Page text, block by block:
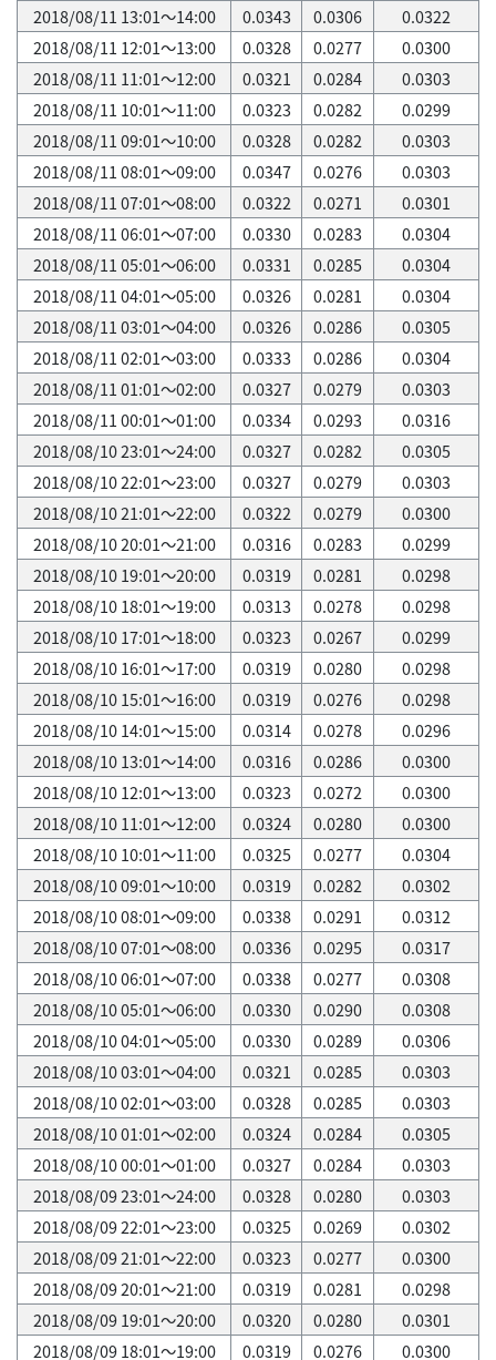
2018/08/11 13:01～14:00
0.0343 0.0306
0.0322
2018/08/11 12:01～13:00
0.0328 0.0277
0.0300
2018/08/11 11:01～12:00
0.0321 0.0284
0.0303
2018/08/11 10:01～11:00
0.0323 0.0282
0.0299
2018/08/11 09:01～10:00
0.0328 0.0282
0.0303
2018/08/11 08:01～09:00
0.0347 0.0276
0.0303
2018/08/11 07:01～08:00
0.0322 0.0271
0.0301
2018/08/11 06:01～07:00
0.0330 0.0283
0.0304
2018/08/11 05:01～06:00
0.0331 0.0285
0.0304
2018/08/11 04:01～05:00
0.0326 0.0281
0.0304
2018/08/11 03:01～04:00
0.0326 0.0286
0.0305
2018/08/11 02:01～03:00
0.0333 0.0286
0.0304
2018/08/11 01:01～02:00
0.0327 0.0279
0.0303
2018/08/11 00:01～01:00
0.0334 0.0293
0.0316
2018/08/10 23:01～24:00
0.0327 0.0282
0.0305
2018/08/10 22:01～23:00
0.0327 0.0279
0.0303
2018/08/10 21:01～22:00
0.0322 0.0279
0.0300
2018/08/10 20:01～21:00
0.0316 0.0283
0.0299
2018/08/10 19:01～20:00
0.0319 0.0281
0.0298
2018/08/10 18:01～19:00
0.0313 0.0278
0.0298
2018/08/10 17:01～18:00
0.0323 0.0267
0.0299
2018/08/10 16:01～17:00
0.0319 0.0280
0.0298
2018/08/10 15:01～16:00
0.0319 0.0276
0.0298
2018/08/10 14:01～15:00
0.0314 0.0278
0.0296
2018/08/10 13:01～14:00
0.0316 0.0286
0.0300
2018/08/10 12:01～13:00
0.0323 0.0272
0.0300
2018/08/10 11:01～12:00
0.0324 0.0280
0.0300
2018/08/10 10:01～11:00
0.0325 0.0277
0.0304
2018/08/10 09:01～10:00
0.0319 0.0282
0.0302
2018/08/10 08:01～09:00
0.0338 0.0291
0.0312
2018/08/10 07:01～08:00
0.0336 0.0295
0.0317
2018/08/10 06:01～07:00
0.0338 0.0277
0.0308
2018/08/10 05:01～06:00
0.0330 0.0290
0.0308
2018/08/10 04:01～05:00
0.0330 0.0289
0.0306
2018/08/10 03:01～04:00
0.0321 0.0285
0.0303
2018/08/10 02:01～03:00
0.0328 0.0285
0.0303
2018/08/10 01:01～02:00
0.0324 0.0284
0.0305
2018/08/10 00:01～01:00
0.0327 0.0284
0.0303
2018/08/09 23:01～24:00
0.0328 0.0280
0.0303
2018/08/09 22:01～23:00
0.0325 0.0269
0.0302
2018/08/09 21:01～22:00
0.0323 0.0277
0.0300
2018/08/09 20:01～21:00
0.0319 0.0281
0.0298
2018/08/09 19:01～20:00
0.0320 0.0280
0.0301
2018/08/09 18:01～19:00
0.0319 0.0276 0.0300